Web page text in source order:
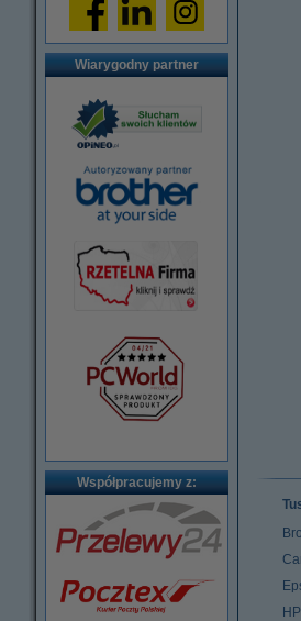
Wiarygodny partner
Współpracujemy z: